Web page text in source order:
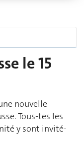
le 15
nouvelle
Tous-tes les
y sont invité-